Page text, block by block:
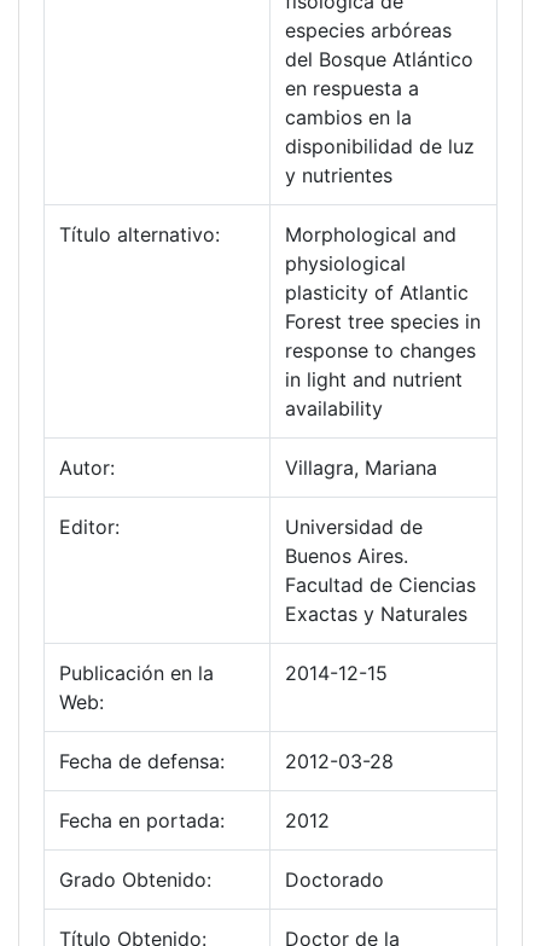
especies arbóreas
del Bosque Atlántico
en respuesta a
cambios en la
disponibilidad de luz
y nutrientes
Título alternativo:
Morphological and
physiological
plasticity of Atlantic
Forest tree species in
response to changes
in light and nutrient
availability
Autor: Villagra, Mariana
Editor:
Universidad de
Buenos Aires.
Facultad de Ciencias
Exactas y Naturales
Publicación en la
Web:
2014-12-15
Fecha de defensa: 2012-03-28
Fecha en portada: 2012
Grado Obtenido: Doctorado
Título Obtenido: Doctor de la